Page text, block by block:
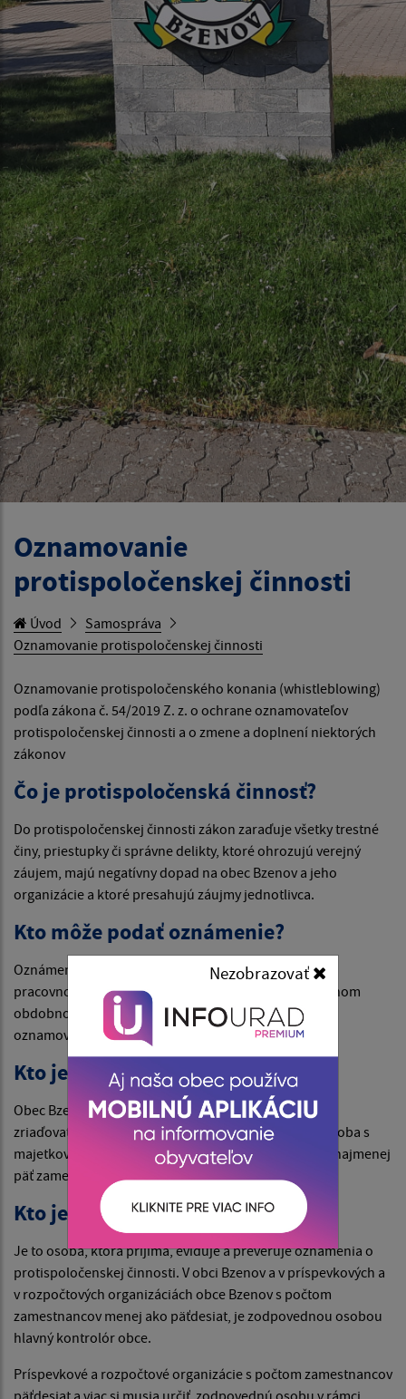
Nezobrazovať
Oznamovanie
protispoločenskej činnosti
Úvod
Samospráva
Oznamovanie protispoločenskej činnosti
Oznamovanie protispoločenského konania (whistleblowing)
podľa zákona č. 54/2019 Z. z. o ochrane oznamovateľov
protispoločenskej činnosti a o zmene a doplnení niektorých
zákonov
Čo je protispoločenská činnosť?
Do protispoločenskej činnosti zákon zaraďuje všetky trestné
činy, priestupky či správne delikty, ktoré ohrozujú verejný
záujem, majú negatívny dopad na obec Bzenov a jeho
organizácie a ktoré presahujú záujmy jednotlivca.
Kto môže podať oznámenie?
Oznámenie môže podať fyzická osoba, ktorá je v
pracovnoprávnom vzťahu k zamestnávateľovi alebo inom
obdobnom vzťahu k zamestnávateľovi a anonymný
oznamovateľ.
Kto je zamestnávateľom?
Obec Bzenov, príspevkové a rozpočtové organizácie v
zriaďovateľskej pôsobnosti obci Bzenov, právnická osoba s
majetkovou účasťou obce Bzenov, ktorá zamestnáva najmenej
päť zamestnancov.
Kto je zodpovedná osoba?
Je to osoba, ktorá prijíma, eviduje a preveruje oznámenia o
protispoločenskej činnosti. V obci Bzenov a v príspevkových a
v rozpočtových organizáciách obce Bzenov s počtom
zamestnancov menej ako päťdesiat, je zodpovednou osobou
hlavný kontrolór obce.
Príspevkové a rozpočtové organizácie s počtom zamestnancov
päťdesiat a viac si musia určiť zodpovednú osobu v rámci